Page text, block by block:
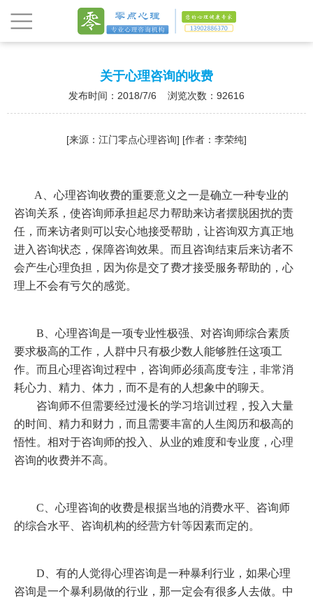
关于心理咨询的收费
发布时间：2018/7/6 浏览次数：92616
[来源：江门零点心理咨询] [作者：李荣纯]
A、心理咨询收费的重要意义之一是确立一种专业的
咨询关系，使咨询师承担起尽力帮助来访者摆脱困扰的责
任，而来访者则可以安心地接受帮助，让咨询双方真正地
进入咨询状态，保障咨询效果。而且咨询结束后来访者不
会产生心理负担，因为你是交了费才接受服务帮助的，心
理上不会有亏欠的感觉。
B、心理咨询是一项专业性极强、对咨询师综合素质
要求极高的工作，人群中只有极少数人能够胜任这项工
作。而且心理咨询过程中，咨询师必须高度专注，非常消
耗心力、精力、体力，而不是有的人想象中的聊天。
咨询师不但需要经过漫长的学习培训过程，投入大量
的时间、精力和财力，而且需要丰富的人生阅历和极高的
悟性。相对于咨询师的投入、从业的难度和专业度，心理
咨询的收费并不高。
C、心理咨询的收费是根据当地的消费水平、咨询师
的综合水平、咨询机构的经营方针等因素而定的。
D、有的人觉得心理咨询是一种暴利行业，如果心理
咨询是一个暴利易做的行业，那一定会有很多人去做。中